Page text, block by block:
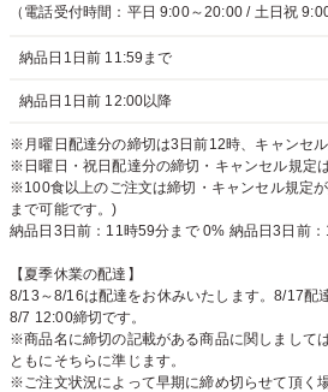
（電話受付時間：平日 9:00～20:00 / 土日祝
納品日1日前 11:59まで
納品日1日前 12:00以降
※月曜日配達分の締切は3日前12時、キャンセル
※日曜日・祝日配達分の締切・キャンセル規定
※100食以上のご注文は締切・キャンセル規定
まで可能です。)
納品日3日前：11時59分まで 0% 納品日3日前
【夏季休業の配達】
8/13～8/16は配達をお休みいたします。8/17配
8/7 12:00締切です。
※商品名に締切の記載がある商品に関しまして
ともにそちらに準じます。
※ご注文状況によって早期に締め切らせて頂く